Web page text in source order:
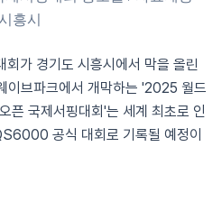
흥시
가 경기도 시흥시에서 막을 올린
이브파크에서 개막하는 '2025 월드
픈 국제서핑대회'는 세계 최초로 인
공식 대회로 기록될 예정이